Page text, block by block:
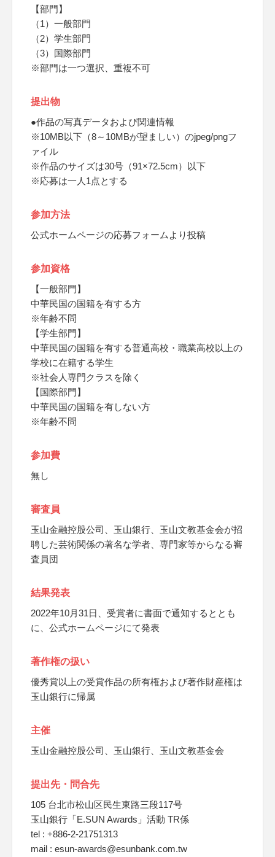
【部門】
（1）一般部門
（2）学生部門
（3）国際部門
※部門は一つ選択、重複不可
提出物
●作品の写真データおよび関連情報
※10MB以下（8～10MBが望ましい）のjpeg/pngフ
ァイル
※作品のサイズは30号（91×72.5cm）以下
※応募は一人1点とする
参加方法
公式ホームページの応募フォームより投稿
参加資格
【一般部門】
中華民国の国籍を有する方
※年齢不問
【学生部門】
中華民国の国籍を有する普通高校・職業高校以上の
学校に在籍する学生
※社会人専門クラスを除く
【国際部門】
中華民国の国籍を有しない方
※年齢不問
参加費
無し
審査員
玉山金融控股公司、玉山銀行、玉山文教基金会が招
聘した芸術関係の著名な学者、専門家等からなる審
査員団
結果発表
2022年10月31日、受賞者に書面で通知するととも
に、公式ホームページにて発表
著作権の扱い
優秀賞以上の受賞作品の所有権および著作財産権は
玉山銀行に帰属
主催
玉山金融控股公司、玉山銀行、玉山文教基金会
提出先・問合先
105 台北市松山区民生東路三段117号
玉山銀行「E.SUN Awards」活動 TR係
tel : +886-2-21751313
mail : esun-awards@esunbank.com.tw